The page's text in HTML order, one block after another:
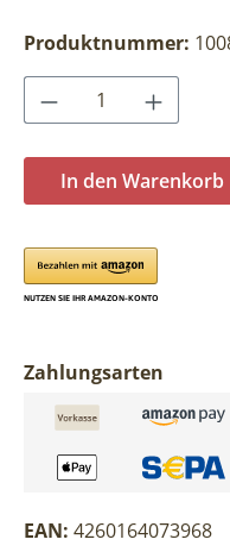
Produktnummer:
Produkt
In den Warenkorb
Zahlungsarten
EAN: 4260164073968